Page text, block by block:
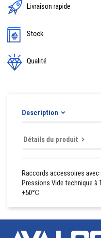
Livraison rapide
Stock
Qualité
Description
Détails du produit
Raccords accessoires avec
Pressions Vide technique à
+50°C.